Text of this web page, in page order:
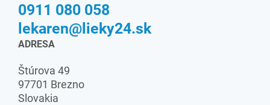
0911 080 058
lekaren@lieky24.sk
ADRESA
Štúrova 49
97701 Brezno
Slovakia